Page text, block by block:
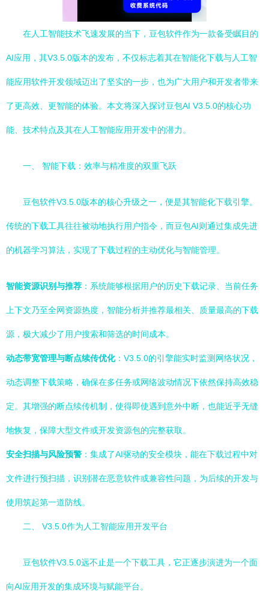
在人工智能技术飞速发展的当下，豆包软件作为一款备受瞩目的
AI应用，其V3.5.0版本的发布，不仅标志着其在智能化下载与人工智
能应用软件开发领域迈出了坚实的一步，也为广大用户和开发者带来
了更高效、更智能的体验。本文将深入探讨豆包AI V3.5.0的核心功
能、技术特点及其在人工智能应用开发中的潜力。
一、 智能下载：效率与精准度的双重飞跃
豆包软件V3.5.0版本的核心升级之一，便是其智能化下载引擎。
传统的下载工具往往被动地执行用户指令，而豆包AI则通过集成先进
的机器学习算法，实现了下载过程的主动优化与智能管理。
智能资源识别与推荐 ：系统能够根据用户的历史下载记录、当前任务
上下文乃至全网资源热度，智能分析并推荐最相关、质量最高的下载
源，极大减少了用户搜索和筛选的时间成本。
动态带宽管理与断点续传优化：V3.5.0的引擎能实时监测网络状况，
动态调整下载策略，确保在多任务或网络波动情况下依然保持高效稳
定。其增强的断点续传机制，使得即使遇到意外中断，也能近乎无缝
地恢复，保障大型文件或开发资源包的完整获取。
安全扫描与风险预警 ：集成了AI驱动的安全模块，能在下载过程中对
文件进行预扫描，识别潜在恶意软件或兼容性问题，为后续的开发与
使用筑起第一道防线。
二、 V3.5.0作为人工智能应用开发平台
豆包软件V3.5.0远不止是一个下载工具，它正逐步演进为一个面
向AI应用开发的集成环境与赋能平台。